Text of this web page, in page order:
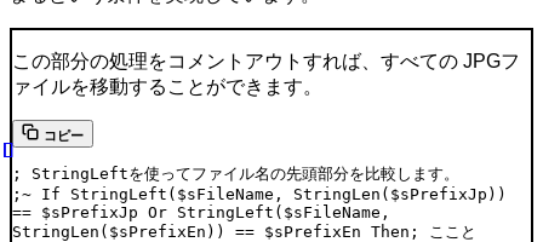
この部分の処理をコメントアウトすれば、すべての JPGフ
ァイルを移動することができます。
コピー
; StringLeftを使ってファイル名の先頭部分を比較します。
;~ If StringLeft($sFileName, StringLen($sPrefixJp))
== $sPrefixJp Or StringLeft($sFileName,
StringLen($sPrefixEn)) == $sPrefixEn Then; ここと